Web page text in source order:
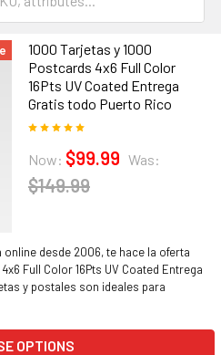
1000 Tarjetas y 1000
Postcards 4x6 Full Color
16Pts UV Coated Entrega
Gratis todo Puerto Rico
Now: $99.99 Was:
$149.99
desde 2006, te hace la oferta
Full Color 16Pts UV Coated Entrega
y postales son ideales para
OPTIONS